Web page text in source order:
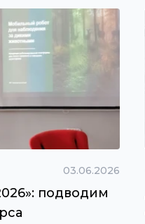
03.06.2026
подводим